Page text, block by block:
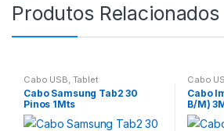
Produtos Relacionados
Cabo USB Tablet
Cabo Samsung Tab2 30
Pinos 1Mts
Cabo
Cabo
B/M)